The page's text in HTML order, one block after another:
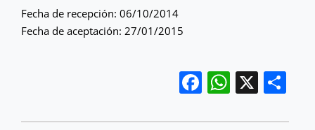
Fecha de recepción: 06/10/2014
Fecha de aceptación: 27/01/2015
Facebook
X